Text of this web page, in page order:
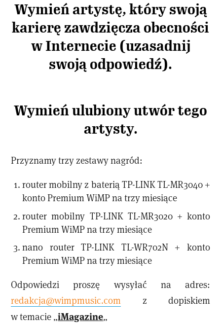
Wymień artystę, który swoją
karierę zawdzięcza obecności
w Internecie (uzasadnij
swoją odpowiedź).
Wymień ulubiony utwór tego
artysty.
Przyznamy trzy zestawy nagród:
router mobilny z baterią TP-LINK TL-MR3040 +
konto Premium WiMP na trzy miesiące
router mobilny TP-LINK TL-MR3020 + konto
Premium WiMP na trzy miesiące
nano router TP-LINK TL-WR702N + konto
Premium WiMP na trzy miesiące
Odpowiedzi proszę wysyłać na adres:
redakcja@wimpmusic.com z dopiskiem
w temacie „iMagazine„